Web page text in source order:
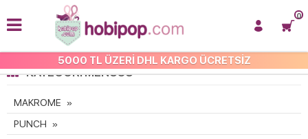
5000 TL ÜZERİ DHL KARGO ÜCRETSİZ
0
KATEGORI MENÜSÜ
MAKROME
PUNCH